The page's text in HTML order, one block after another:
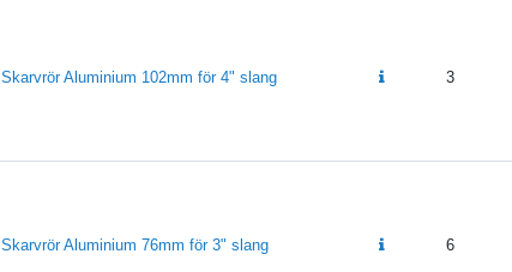
Skarvrör Aluminium 102mm för 4" slang 3
Skarvrör Aluminium 76mm för 3" slang 6